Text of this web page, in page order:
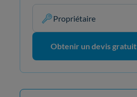
Propriétaire
Obtenir un devis gratuit